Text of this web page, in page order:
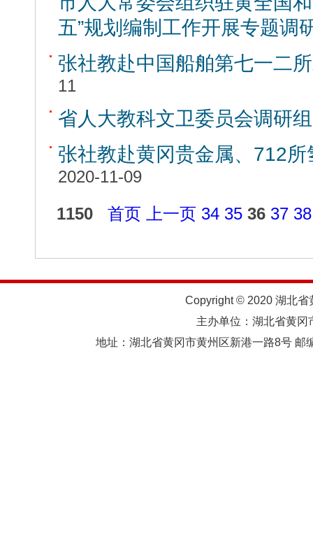
五”规划编制工作开展专题调
张社教赴中国船舶第七一二
11
省人大教科文卫委员会调研
张社教赴黄冈贵金属、712
2020-11-09
1150
首页 上一页 34 35 36 37 38
Copyright © 2020 湖北省
主办单位：湖北省黄
地址：湖北省黄冈市黄州区新港一路8号